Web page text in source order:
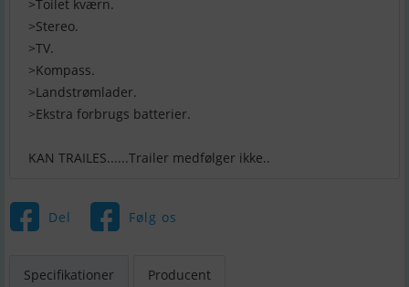
>Toilet kværn.
>Stereo.
>TV.
>Kompass.
>Landstrømlader.
>Ekstra forbrugs batterier.
KAN TRAILES......Trailer medfølger ikke..
Del Følg os
Specifikationer Producent